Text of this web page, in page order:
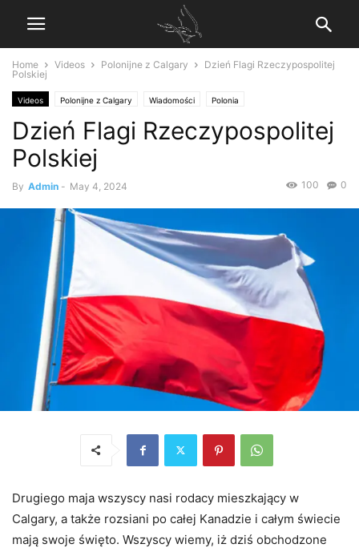
Home Videos Polonijne z Calgary
Dzień Flagi Rzeczypospolitej
Polskiej
Videos Polonijne z Calgary Wiadomości Polonia
Dzień Flagi Rzeczypospolitej
Polskiej
By Admin - May 4, 2024 0
100
Drugiego maja wszyscy nasi rodacy mieszkający w
Calgary, a także rozsiani po całej Kanadzie i całym świecie
mają swoje święto. Wszyscy wiemy, iż dziś obchodzone